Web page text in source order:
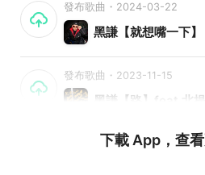
發布歌曲・2024-03-22
黑謙【就想嘴一下】
發布歌曲・2023-11-15
黑謙【路】feat.北提
下載 App，查